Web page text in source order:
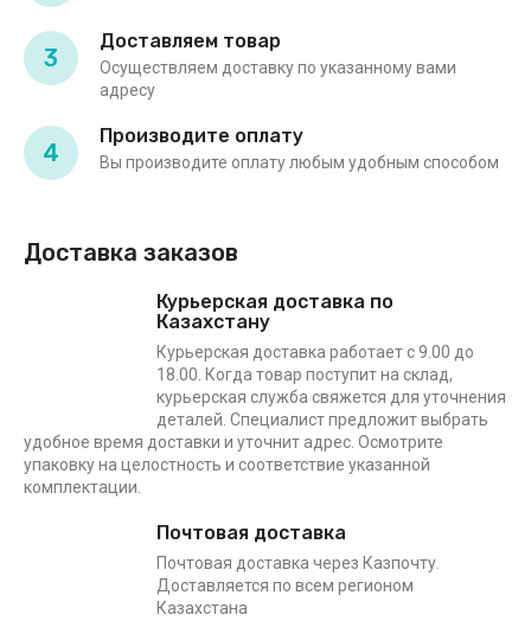
3
Доставляем товар
Осуществляем доставку по указанному вами
адресу
4
Производите оплату
Вы производите оплату любым удобным способом
Доставка заказов
Курьерская доставка по
Казахстану
Курьерская доставка работает с 9.00 до
18.00. Когда товар поступит на склад,
курьерская служба свяжется для уточнения
деталей. Специалист предложит выбрать
удобное время доставки и уточнит адрес. Осмотрите
упаковку на целостность и соответствие указанной
комплектации.
Почтовая доставка
Почтовая доставка через Казпочту.
Доставляется по всем регионом
Казахстана